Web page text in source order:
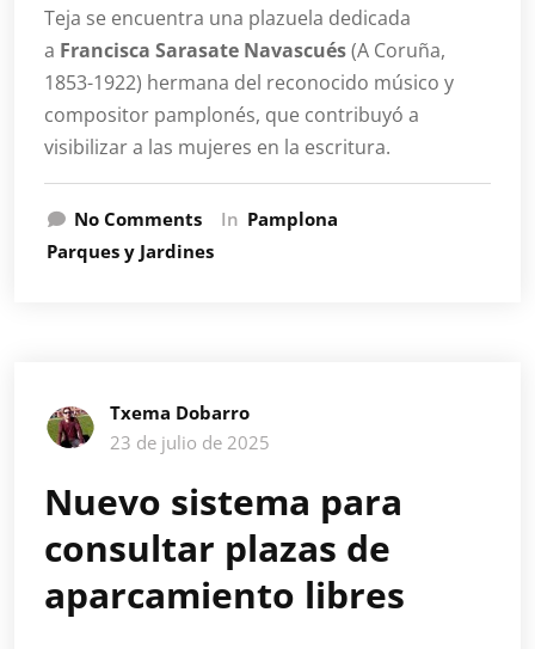
Teja se encuentra una plazuela dedicada
a Francisca Sarasate Navascués(A Coruña,
1853-1922) hermana del reconocido músico y
compositor pamplonés, que contribuyó a
visibilizar a las mujeres en la escritura.
No Comments In Pamplona
Parques y Jardines
Txema Dobarro
23 de julio de 2025
Nuevo sistema para
consultar plazas de
aparcamiento libres